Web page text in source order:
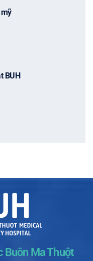
BUH
Buôn Ma Thuột